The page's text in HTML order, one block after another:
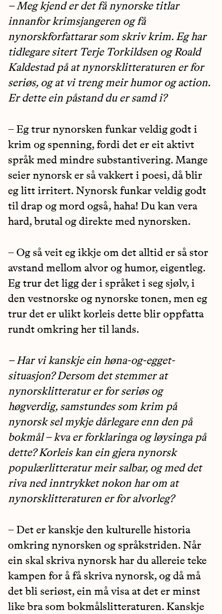
– Meg kjend er det få nynorske titlar
innanfor krimsjangeren og få
nynorskforfattarar som skriv krim. Eg har
tidlegare sitert Terje Torkildsen og Roald
Kaldestad på at nynorsklitteraturen er for
seriøs, og at vi treng meir humor og action.
Er dette ein påstand du er samd i?
– Eg trur nynorsken funkar veldig godt i
krim og spenning, fordi det er eit aktivt
språk med mindre substantivering. Mange
seier nynorsk er så vakkert i poesi, då blir
eg litt irritert. Nynorsk funkar veldig godt
til drap og mord også, haha! Du kan vera
hard, brutal og direkte med nynorsken.
– Og så veit eg ikkje om det alltid er så stor
avstand mellom alvor og humor, eigentleg.
Eg trur det ligg der i språket i seg sjølv, i
den vestnorske og nynorske tonen, men eg
trur det er ulikt korleis dette blir oppfatta
rundt omkring her til lands.
– Har vi kanskje ein høna-og-egget-
situasjon? Dersom det stemmer at
nynorsklitteratur er for seriøs og
høgverdig, samstundes som krim på
nynorsk sel mykje dårlegare enn den på
bokmål – kva er forklaringa og løysinga på
dette? Korleis kan ein gjera nynorsk
populærlitteratur meir salbar, og med det
riva ned inntrykket nokon har om at
nynorsklitteraturen er for alvorleg?
– Det er kanskje den kulturelle historia
omkring nynorsken og språkstriden. Når
ein skal skriva nynorsk har du allereie teke
kampen for å få skriva nynorsk, og då må
det bli seriøst, ein må visa at det er minst
like bra som bokmålslitteraturen. Kanskje